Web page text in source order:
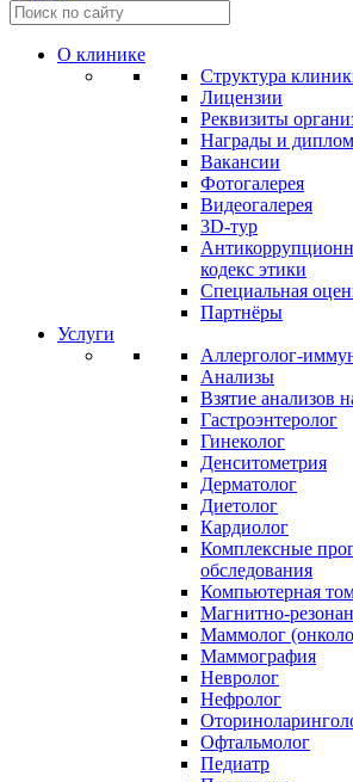
О клинике
Структура
Лицензии
Реквизиты
Награды и
Вакансии
Фотогалерея
Видеогалерея
3D-тур
кодекс этики
Специальная
Партнёры
Услуги
Аллерголог-
Анализы
Взятие анализов
Гастроэнтеролог
Гинеколог
Денситометрия
Дерматолог
Диетолог
Кардиолог
Комплексные
обследования
Компьютерная
Магнитно-
Маммолог
Маммография
Невролог
Нефролог
Офтальмолог
Педиатр